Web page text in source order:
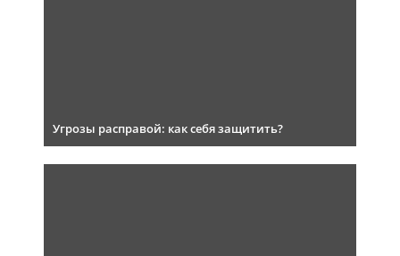
Угрозы расправой: как себя защитить?